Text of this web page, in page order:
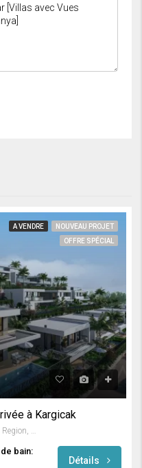
A VENDRE
NOUVEAU PROJET
OFFRE SPÉCIAL
à Kargicak
bain:
Détails